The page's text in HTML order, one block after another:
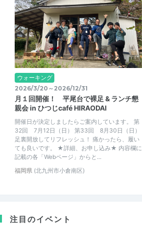
ウォーキング
2026/3/20～2026/12/31
月１回開催！ 平尾台で裸足 & ランチ懇
親会 in ひつじcafé HIRAODAI
開催日が決定しましたらご案内しています。 第
32回 7月12日（日） 第33回 8月30日（日）
足裏開放してリフレッシュ！ 痛かったら、履い
ても良いです。 ★詳細、お申し込み★ 内容欄に
記載の各「Webページ」からと...
福岡県 (北九州市小倉南区)
注目のイベント